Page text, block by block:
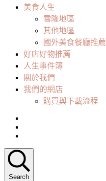
美食人生
雪隆地區
其他地區
國外美食餐廳推薦
好店好物推薦
人生事件簿
關於我們
我們的網店
購買與下載流程
Search